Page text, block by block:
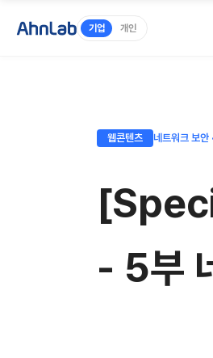
기업 개인
웹콘텐츠 네트워크 보안
- 5부